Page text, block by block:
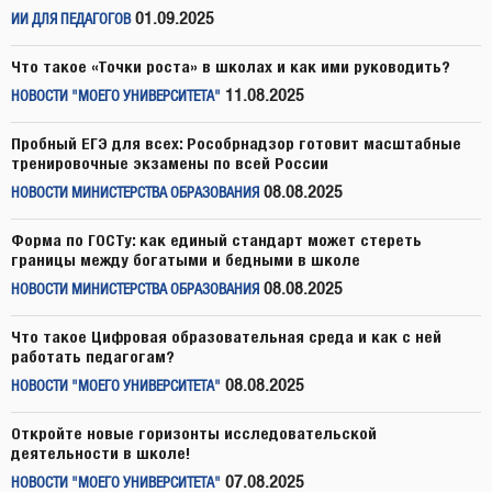
ИИ ДЛЯ ПЕДАГОГОВ 01.09.2025
Что такое «Точки роста» в школах и как ими руководить?
НОВОСТИ "МОЕГО УНИВЕРСИТЕТА" 11.08.2025
Пробный ЕГЭ для всех: Рособрнадзор готовит масштабные
тренировочные экзамены по всей России
НОВОСТИ МИНИСТЕРСТВА ОБРАЗОВАНИЯ 08.08.2025
Форма по ГОСТу: как единый стандарт может стереть
границы между богатыми и бедными в школе
НОВОСТИ МИНИСТЕРСТВА ОБРАЗОВАНИЯ 08.08.2025
Что такое Цифровая образовательная среда и как с ней
работать педагогам?
НОВОСТИ "МОЕГО УНИВЕРСИТЕТА" 08.08.2025
Откройте новые горизонты исследовательской
деятельности в школе!
НОВОСТИ "МОЕГО УНИВЕРСИТЕТА" 07.08.2025